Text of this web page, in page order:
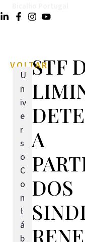
VOLTAR
U
n
iv
e
r
s
o
C
o
n
t
á
b
STF
A
DOS